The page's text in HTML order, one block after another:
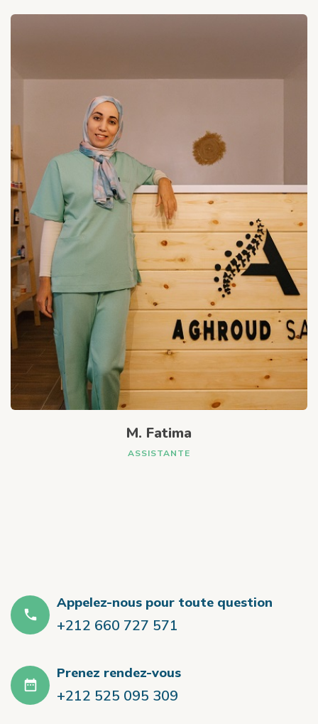
M. Fatima
ASSISTANTE
Appelez-nous pour toute question
+212 660 727 571
Prenez rendez-vous
+212 525 095 309